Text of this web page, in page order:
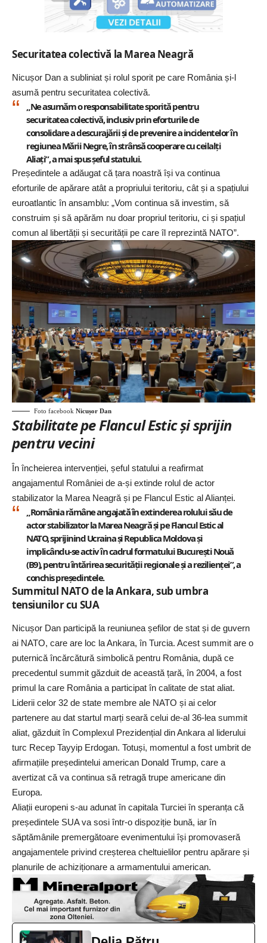
Securitatea colectivă la Marea Neagră
Nicușor Dan a subliniat și rolul sporit pe care România și-l
asumă pentru securitatea colectivă.
„Ne asumăm o responsabilitate sporită pentru
securitatea colectivă, inclusiv prin eforturile de
consolidare a descurajării și de prevenire a incidentelor în
regiunea Mării Negre, în strânsă cooperare cu ceilalți
Aliați”, a mai spus șeful statului.
Președintele a adăugat că țara noastră își va continua
eforturile de apărare atât a propriului teritoriu, cât și a spațiului
euroatlantic în ansamblu: „Vom continua să investim, să
construim și să apărăm nu doar propriul teritoriu, ci și spațiul
comun al libertății și securității pe care îl reprezintă NATO”.
Foto facebook Nicușor Dan
Stabilitate pe Flancul Estic și sprijin
pentru vecini
În încheierea intervenției, șeful statului a reafirmat
angajamentul României de a-și extinde rolul de actor
stabilizator la Marea Neagră și pe Flancul Estic al Alianței.
„România rămâne angajată în extinderea rolului său de
actor stabilizator la Marea Neagră și pe Flancul Estic al
NATO, sprijinind Ucraina și Republica Moldova și
implicându-se activ în cadrul formatului București Nouă
(B9), pentru întărirea securității regionale și a rezilienței”, a
conchis președintele.
Summitul NATO de la Ankara, sub umbra
tensiunilor cu SUA
Nicușor Dan participă la reuniunea șefilor de stat și de guvern
ai NATO, care are loc la Ankara, în Turcia. Acest summit are o
puternică încărcătură simbolică pentru România, după ce
precedentul summit găzduit de această țară, în 2004, a fost
primul la care România a participat în calitate de stat aliat.
Liderii celor 32 de state membre ale NATO și ai celor
partenere au dat startul marți seară celui de-al 36-lea summit
aliat, găzduit în Complexul Prezidențial din Ankara al liderului
turc Recep Tayyip Erdogan. Totuși, momentul a fost umbrit de
afirmațiile președintelui american Donald Trump, care a
avertizat că va continua să retragă trupe americane din
Europa.
Aliații europeni s-au adunat în capitala Turciei în speranța că
președintele SUAva sosi într-o dispoziție bună, iar în
săptămânile premergătoare evenimentului își promovaseră
angajamentele privind creșterea cheltuielilor pentru apărare și
planurile de achiziționare a armamentului american.